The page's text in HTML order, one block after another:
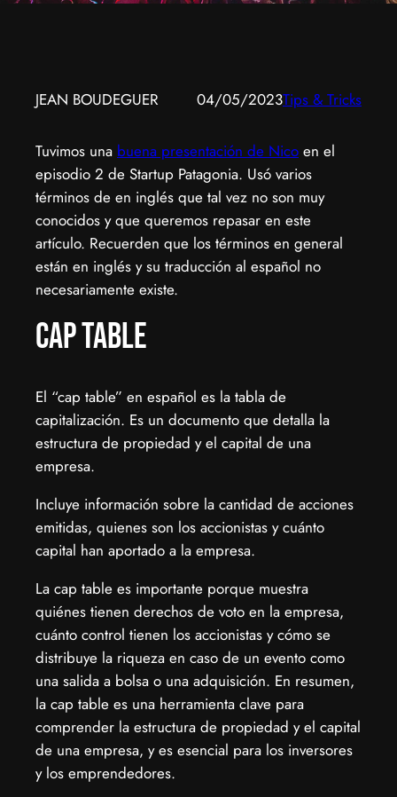
JEAN BOUDEGUER 04/05/2023Tips & Tricks
Tuvimos una buena presentación de Nico en el
episodio 2 de Startup Patagonia. Usó varios
términos de en inglés que tal vez no son muy
conocidos y que queremos repasar en este
artículo. Recuerden que los términos en general
están en inglés y su traducción al español no
necesariamente existe.
Cap Table
El “cap table” en español es la tabla de
capitalización. Es un documento que detalla la
estructura de propiedad y el capital de una
empresa.
Incluye información sobre la cantidad de acciones
emitidas, quienes son los accionistas y cuánto
capital han aportado a la empresa.
La cap table es importante porque muestra
quiénes tienen derechos de voto en la empresa,
cuánto control tienen los accionistas y cómo se
distribuye la riqueza en caso de un evento como
una salida a bolsa o una adquisición. En resumen,
la cap table es una herramienta clave para
comprender la estructura de propiedad y el capital
de una empresa, y es esencial para los inversores
y los emprendedores.